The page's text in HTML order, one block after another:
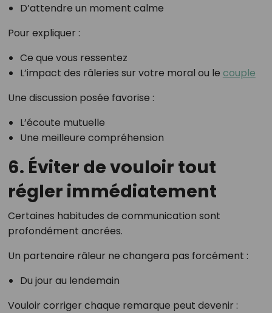
D’attendre un moment calme
Pour expliquer :
Ce que vous ressentez
L’impact des râleries sur votre moral ou le couple
Une discussion posée favorise :
L’écoute mutuelle
Une meilleure compréhension
6. Éviter de vouloir tout
régler immédiatement
Certaines habitudes de communication sont
profondément ancrées.
Un partenaire râleur ne changera pas forcément :
Du jour au lendemain
Vouloir corriger chaque remarque peut devenir :